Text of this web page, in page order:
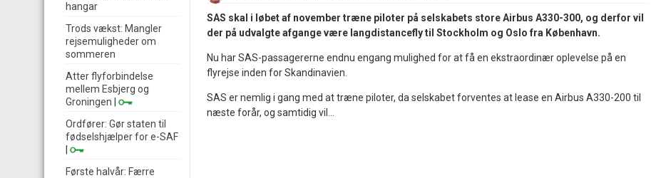
SAS skal i løbet af november træne piloter på selskabets store Airbus A330-300, og derfor vil
der på udvalgte afgange være langdistancefly til Stockholm og Oslo fra København.
Nu har SAS-passagererne endnu engang mulighed for at få en ekstraordinær oplevelse på en
flyrejse inden for Skandinavien.
SAS er nemlig i gang med at træne piloter, da selskabet forventes at lease en Airbus A330-200 til
næste forår, og samtidig vil...
hangar
Trods vækst: Mangler
rejsemuligheder om
sommeren
Atter flyforbindelse
mellem Esbjerg og
Groningen
Ordfører: Gør staten til
fødselshjælper for e-SAF
Første halvår: Færre